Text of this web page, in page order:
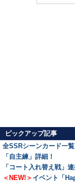
ピックアップ記事
全SSRシーンカード一覧
「自主練」詳細！
「コート入れ替え戦」
＜NEW!＞ イベント「